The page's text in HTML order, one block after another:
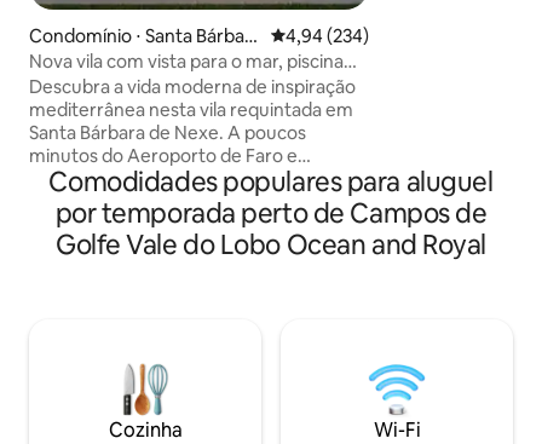
Condomínio ⋅ Santa Bárbara
de Nexe
4,94 de uma avaliação média de
4,94 (234)
Nova vila com vista para o mar, piscina
aquecida, jacuzzi no terraço
Descubra a vida moderna de inspiração
mediterrânea nesta vila requintada em
Santa Bárbara de Nexe. A poucos
minutos do Aeroporto de Faro e
Almancil, este retiro sereno oferece
uma piscina aquecida, jacuzzi no
telhado, sala de estar interna e externa,
uma cozinha ao ar livre e interiores
caminhadas, vistas para o campo e
acesso a praias, campos de golfe, lojas e
restaurantes. Envie-nos uma
mensagem!
metros. A 4
apartamento é no
uma vila algarvia
Comodidades populares para aluguel
por temporada perto de Campos de
Golfe Vale do Lobo Ocean and Royal
Cozinha Wi-Fi